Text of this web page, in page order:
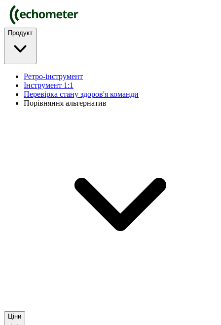
Продукт
Ретро-інструмент
Інструмент 1:1
Перевірка стану здоров'я команди
Порівняння альтернатив
Ціни